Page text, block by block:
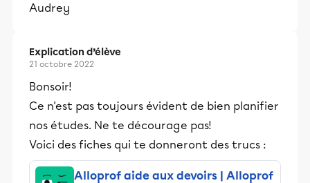
Audrey
Explication d’élève
21 octobre 2022
Bonsoir!
Ce n'est pas toujours évident de bien planifier
nos études. Ne te décourage pas!
Voici des fiches qui te donneront des trucs :
Alloprof aide aux devoirs | Alloprof